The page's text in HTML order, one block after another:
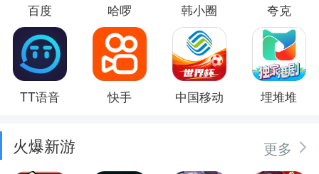
百度 哈啰 韩小圈 夸克
TT语音 快手 中国移动 埋堆堆
火爆新游 更多